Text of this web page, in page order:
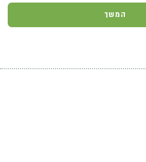
המשך
מחלקים לכם